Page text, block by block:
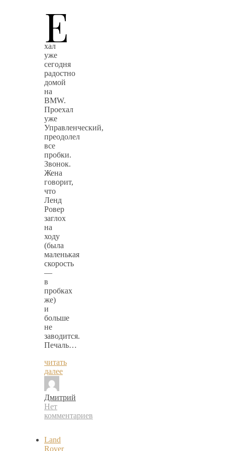
Е
хал
уже
сегодня
радостно
домой
на
BMW.
Проехал
уже
Управленческий,
преодолел
все
пробки.
Звонок.
Жена
говорит,
что
Ленд
Ровер
заглох
на
ходу
(была
маленькая
скорость
—
в
пробках
же)
и
больше
не
заводится.
Печаль…
читать
далее
Дмитрий
Нет
комментариев
Land
Rover